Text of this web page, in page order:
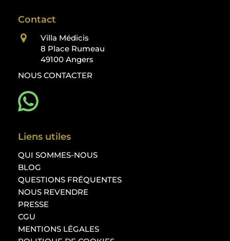
Contact
Villa Médicis
8 Place Rumeau
49100 Angers
NOUS CONTACTER
Liens utiles
QUI SOMMES-NOUS
BLOG
QUESTIONS FRÉQUENTES
NOUS REVENDRE
PRESSE
CGU
MENTIONS LÉGALES